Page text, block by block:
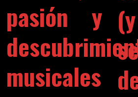
pasión y
musicales